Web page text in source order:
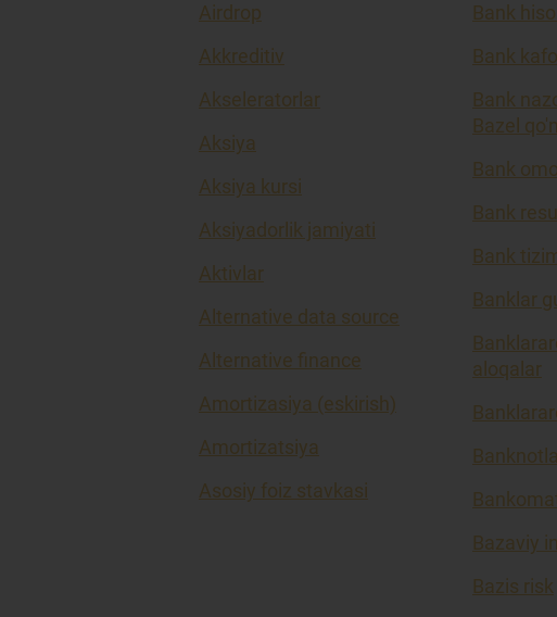
Airdrop
Akkreditiv
Akseleratorlar
Aksiya
Aksiya kursi
Aksiyadorlik jamiyati
Aktivlar
Alternative data source
Alternative finance
Amortizasiya (eskirish)
Amortizatsiya
Asosiy foiz stavkasi
Bank
Bank
Bank
Bazel
Bank
Bank
Bank
Banklar
aloqalar
Bazaviy
Bazis risk